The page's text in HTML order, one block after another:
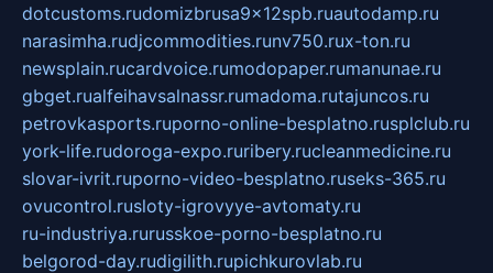
dotcustoms.rudomizbrusa9x12spb.ruautodamp.ru
narasimha.rudjcommodities.runv750.rux-ton.ru
newsplain.rucardvoice.rumodopaper.rumanunae.ru
gbget.rualfeihavsalnassr.rumadoma.rutajuncos.ru
petrovkasports.ruporno-online-besplatno.rusplclub.ru
york-life.rudoroga-expo.ruribery.rucleanmedicine.ru
slovar-ivrit.ruporno-video-besplatno.ruseks-365.ru
ovucontrol.rusloty-igrovyye-avtomaty.ru
ru-industriya.rurusskoe-porno-besplatno.ru
belgorod-day.rudigilith.rupichkurovlab.ru